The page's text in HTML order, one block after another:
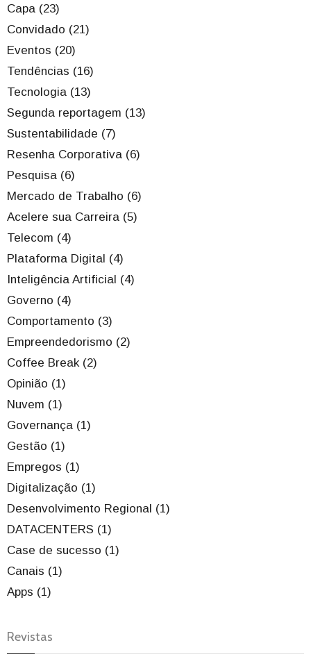
Capa (23)
Convidado (21)
Eventos (20)
Tendências (16)
Tecnologia (13)
Segunda reportagem (13)
Sustentabilidade (7)
Resenha Corporativa (6)
Pesquisa (6)
Mercado de Trabalho (6)
Acelere sua Carreira (5)
Telecom (4)
Plataforma Digital (4)
Inteligência Artificial (4)
Governo (4)
Comportamento (3)
Empreendedorismo (2)
Coffee Break (2)
Opinião (1)
Nuvem (1)
Governança (1)
Gestão (1)
Empregos (1)
Digitalização (1)
Desenvolvimento Regional (1)
DATACENTERS (1)
Case de sucesso (1)
Canais (1)
Apps (1)
Revistas